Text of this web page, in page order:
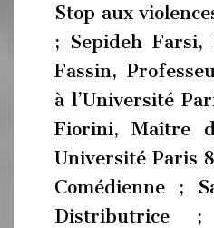
Stop aux
; Sepideh Farsi,
Fassin,
à l’Université
Fiorini, Maître
Université Paris
Comédienne ;
Distributrice